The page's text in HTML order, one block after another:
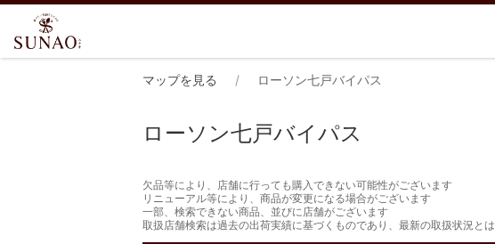
マップを見る ローソン七戸バイパス
ローソン七戸バイパス
欠品等により、店舗に行っても購入できない可能性がございます
リニューアル等により、商品が変更になる場合がございます
一部、検索できない商品、並びに店舗がございます
取扱店舗検索は過去の出荷実績に基づくものであり、最新の取扱状況と